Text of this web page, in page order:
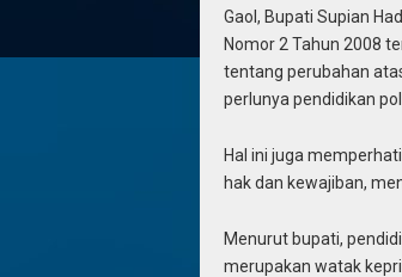
Gaol, Bupati Supian
Nomor 2 Tahun 2008
tentang perubahan
perlunya pendidikan
Hal ini juga
hak dan kewajiban,
Menurut bupati,
merupakan watak